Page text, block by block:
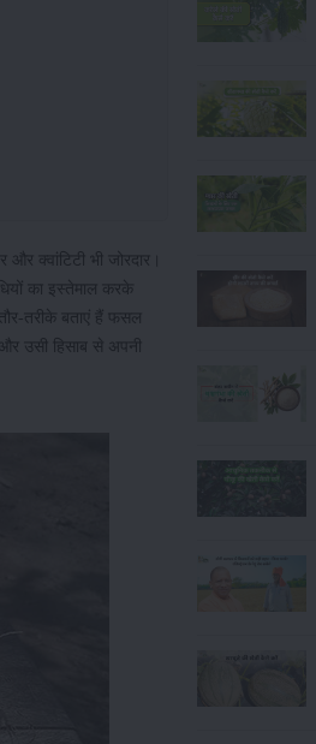
क्वांटिटी भी जोरदार।
का इस्तेमाल करके
तरीके बताएं हैं फसल
उसी हिसाब से अपनी